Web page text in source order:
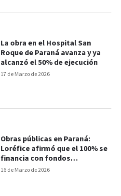
17 de Marzo de 2026
La obra en el Hospital San
Roque de Paraná avanza y ya
alcanzó el 50% de ejecución
16 de Marzo de 2026
Obras públicas en Paraná:
Loréfice afirmó que el 100% se
financia con fondos
municipales